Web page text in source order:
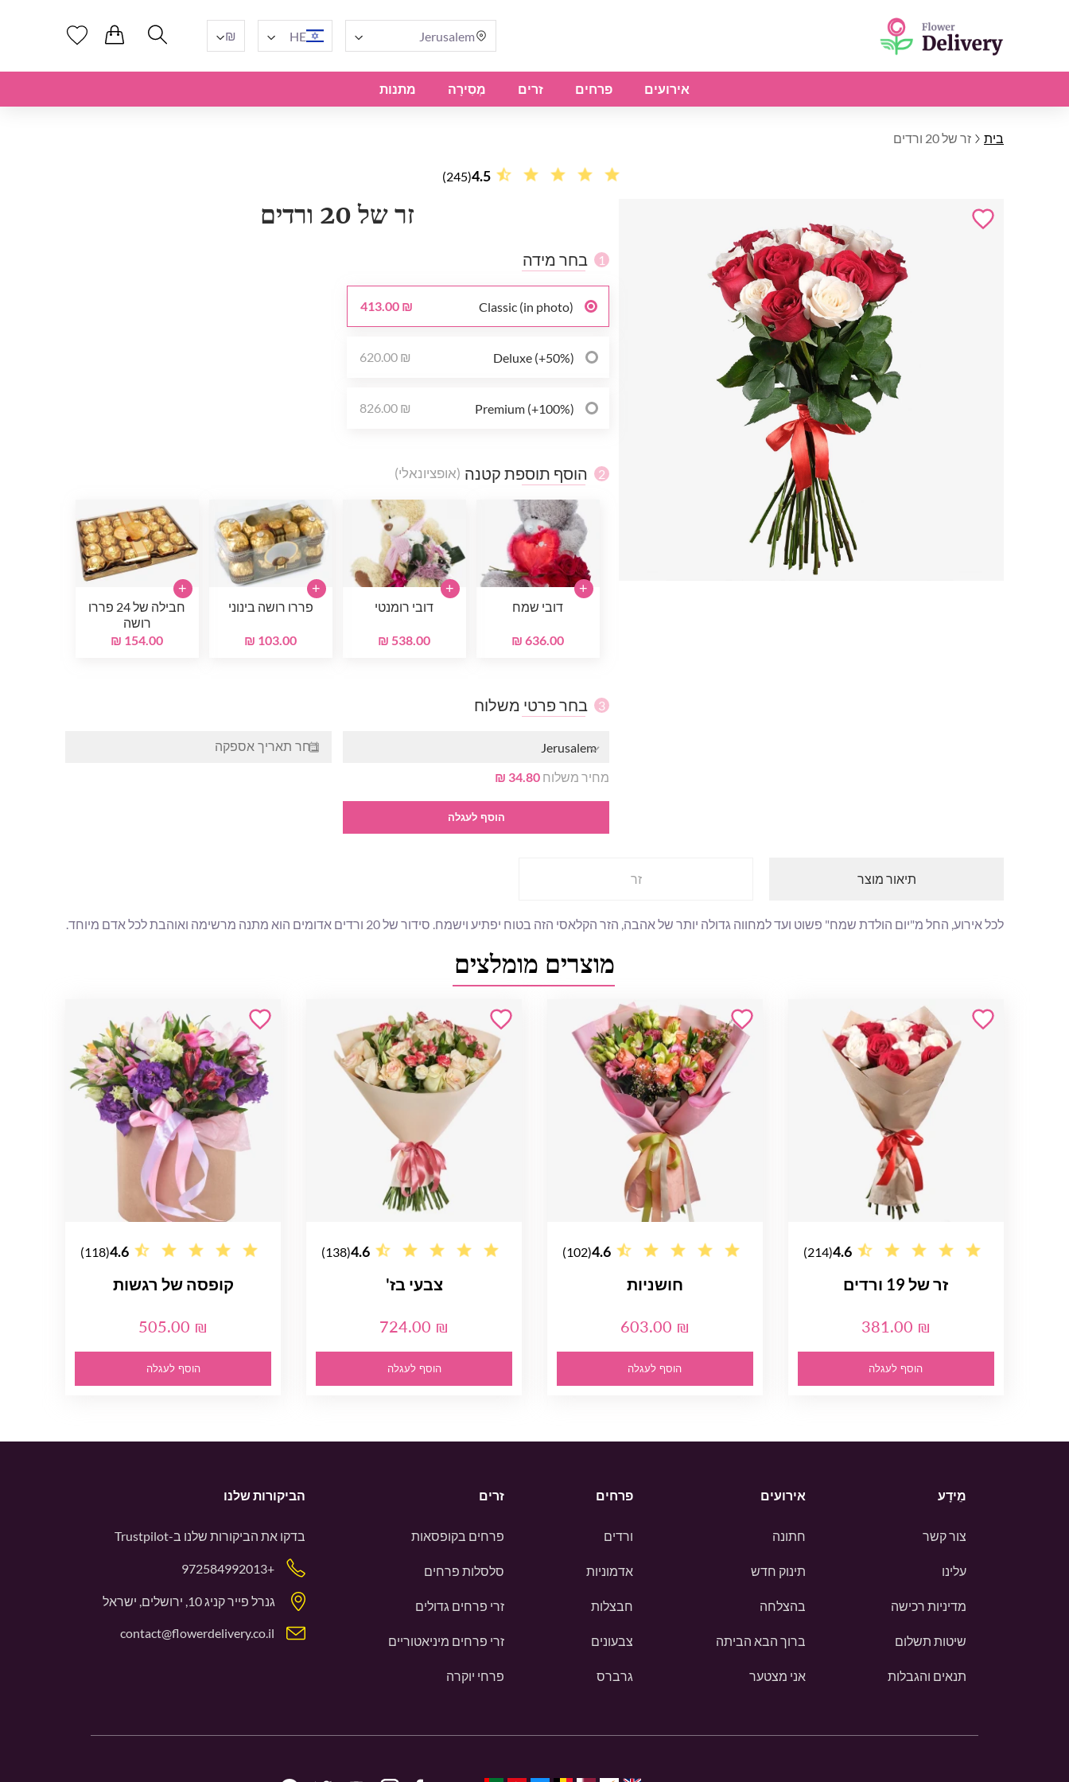
Jerusalem
HE
₪
אירועים פרחים זרים מְסִירָה מתנות
בית זר של 20 ורדים
4.5
(245)
זר של 20 ורדים
1 בחר מידה
Classic (in photo)
413.00 ₪
Deluxe (+50%)
620.00 ₪
Premium (+100%)
826.00 ₪
2 הוסף תוספת קטנה (אופציונאלי)
דובי שמח
636.00 ₪
+
דובי רומנטי
538.00 ₪
+
פררו רושה בינוני
103.00 ₪
+
חבילה של 24 פררו
רושה
154.00 ₪
+
3 בחר פרטי משלוח
Jerusalem
מחיר משלוח 34.80 ₪
הוסף לעגלה
תיאור מוצר זר
לכל אירוע, החל מ"יום הולדת שמח" פשוט ועד למחווה גדולה יותר של אהבה, הזר הקלאסי הזה בטוח יפתיע וישמח. סידור של 20 ורדים אדומים הוא מתנה מרשימה ואוהבת לכל אדם מיוחד.
מוצרים מומלצים
4.6
(214)
זר של 19 ורדים
381.00 ₪
הוסף לעגלה
4.6
(102)
חושניות
603.00 ₪
הוסף לעגלה
4.6
(138)
צבעי בז'
724.00 ₪
הוסף לעגלה
4.6
(118)
קופסה של רגשות
505.00 ₪
הוסף לעגלה
מֵידָע
צור קשר
עלינו
מדיניות רכישה
שיטות תשלום
תנאים והגבלות
אירועים
חתונה
תינוק חדש
בהצלחה
ברוך הבא הביתה
אני מצטער
פרחים
ורדים
אדמוניות
חבצלות
צבעונים
גרברס
זרים
פרחים בקופסאות
סלסלות פרחים
זרי פרחים גדולים
זרי פרחים מיניאטוריים
פרחי יוקרה
הביקורות שלנו
בדקו את הביקורות שלנו ב-Trustpilot
+972584992013
גנרל פייר קניג 10, ירושלים, ישראל
contact@flowerdelivery.co.il